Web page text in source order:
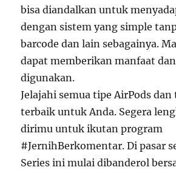
bisa diandalkan untuk
dengan sistem yang simple
barcode dan lain sebagainya.
dapat memberikan manfaat
digunakan.
Jelajahi semua tipe AirPods
terbaik untuk Anda. Segera
dirimu untuk ikutan program
#JernihBerkomentar. Di pasar
Series ini mulai dibanderol